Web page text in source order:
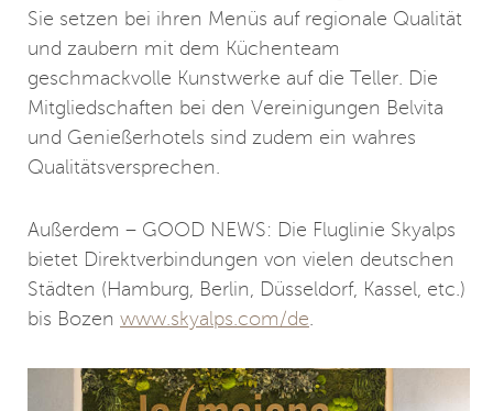
Sie setzen bei ihren Menüs auf regionale Qualität
und zaubern mit dem Küchenteam
geschmackvolle Kunstwerke auf die Teller. Die
Mitgliedschaften bei den Vereinigungen Belvita
und Genießerhotels sind zudem ein wahres
Qualitätsversprechen.
Außerdem – GOOD NEWS: Die Fluglinie Skyalps
bietet Direktverbindungen von vielen deutschen
Städten (Hamburg, Berlin, Düsseldorf, Kassel, etc.)
bis Bozen www.skyalps.com/de.